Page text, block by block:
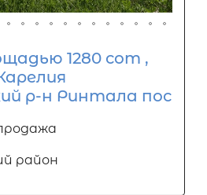
1280 сот ,
р-н Ринтала пос
район